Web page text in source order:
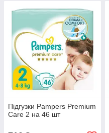
Підгузки Pampers Premium
Care 2 на 46 шт